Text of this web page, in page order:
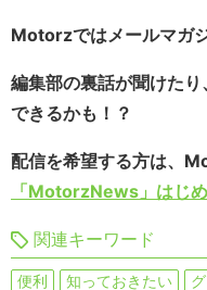
Motorzではメールマガ
編集部の裏話が聞けた
できるかも！？
配信を希望する方は、
「MotorzNews」はじめ
関連キーワード
便利 知っておきたい